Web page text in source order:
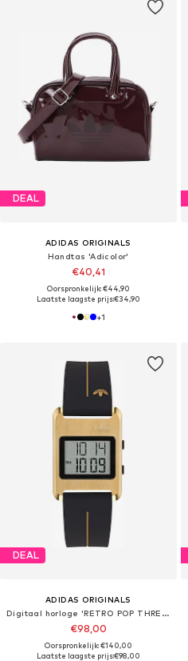
DEAL
ADIDAS ORIGINALS
Handtas 'Adicolor'
€40,41
Oorspronkelijk: €44,90
Laatste laagste prijs:€34,90
+1
DEAL
ADIDAS ORIGINALS
Digitaal horloge 'RETRO POP THREE'
€98,00
Oorspronkelijk: €140,00
Laatste laagste prijs:€98,00